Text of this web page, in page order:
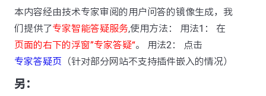
本内容经由技术专家审阅的用户问答的镜像生成，我
们提供了专家智能答疑服务,使用方法： 用法1： 在
页面的右下的浮窗”专家答疑“。 用法2： 点击
专家答疑页 （针对部分网站不支持插件嵌入的情况）
另：